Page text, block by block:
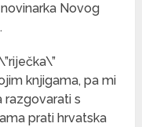
Novog
knjigama, pa mi
razgovarati s
prati hrvatska